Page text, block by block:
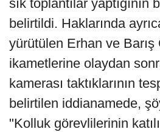
sık toplantılar yaptığının
belirtildi. Haklarında
yürütülen Erhan ve Barış
ikametlerine olaydan
kamerası taktıklarının
belirtilen iddianamede,
"Kolluk görevlilerinin